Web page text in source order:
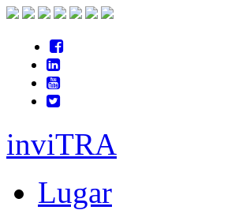
inviTRA
Lugar